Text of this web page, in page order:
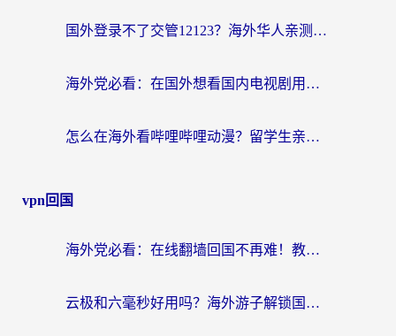
国外登录不了交管12123？海外华人亲测有效的回国加速器选择指南
海外党必看：在国外想看国内电视剧用什么软件？3步解决地域限制
怎么在海外看哔哩哔哩动漫？留学生亲测有效的回国加速方案
vpn回国
海外党必看：在线翻墙回国不再难！教你选对加速器无缝刷国内资源
云极和六毫秒好用吗？海外游子解锁国内资源的真实答案